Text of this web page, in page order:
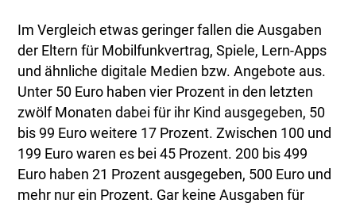
Im Vergleich etwas geringer fallen die Ausgaben
der Eltern für Mobilfunkvertrag, Spiele, Lern-Apps
und ähnliche digitale Medien bzw. Angebote aus.
Unter 50 Euro haben vier Prozent in den letzten
zwölf Monaten dabei für ihr Kind ausgegeben, 50
bis 99 Euro weitere 17 Prozent. Zwischen 100 und
199 Euro waren es bei 45 Prozent. 200 bis 499
Euro haben 21 Prozent ausgegeben, 500 Euro und
mehr nur ein Prozent. Gar keine Ausgaben für